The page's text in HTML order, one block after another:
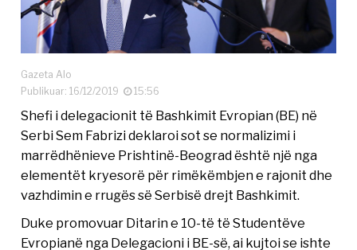
Gazeta Alo
Publikuar: 16/12/2019
15:56
Shefi i delegacionit të Bashkimit Evropian (BE) në
Serbi Sem Fabrizi deklaroi sot se normalizimi i
marrëdhënieve Prishtinë-Beograd është një nga
elementët kryesorë për rimëkëmbjen e rajonit dhe
vazhdimin e rrugës së Serbisë drejt Bashkimit.
Duke promovuar Ditarin e 10-të të Studentëve
Evropianë nga Delegacioni i BE-së, ai kujtoi se ishte